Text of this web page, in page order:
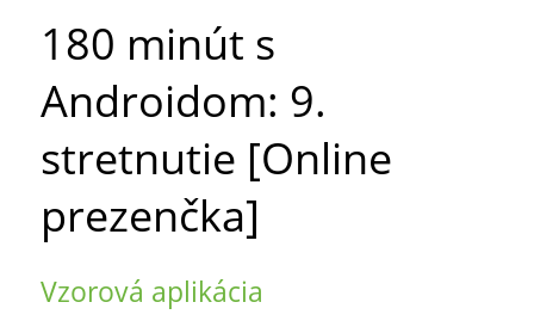
180 minút s
Androidom: 9.
stretnutie [Online
prezenčka]
Vzorová aplikácia